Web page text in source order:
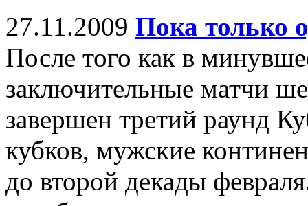
27.11.2009 Пока только
После того как в
заключительные матчи
завершен третий раунд
кубков, мужские
до второй декады